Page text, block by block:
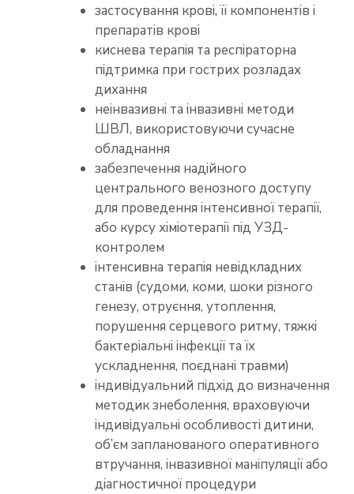
застосування крові, її компонентів і
препаратів крові
киснева терапія та респіраторна
підтримка при гострих розладах
дихання
неінвазивні та інвазивні методи
ШВЛ, використовуючи сучасне
обладнання
забезпечення надійного
центрального венозного доступу
для проведення інтенсивної терапії,
або курсу хіміотерапії під УЗД-
контролем
інтенсивна терапія невідкладних
станів (судоми, коми, шоки різного
генезу, отруєння, утоплення,
порушення серцевого ритму, тяжкі
бактеріальні інфекції та їх
ускладнення, поєднані травми)
індивідуальний підхід до визначення
методик знеболення, враховуючи
індивідуальні особливості дитини,
об’єм запланованого оперативного
втручання, інвазивної маніпуляції або
діагностичної процедури